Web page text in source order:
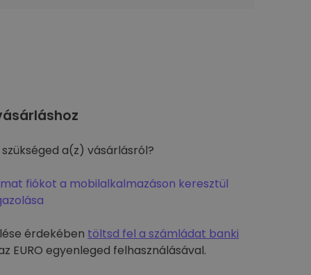
a(z) vásárlásról?
fiókot a mobilalkalmazáson keresztül
érdekében töltsd fel a számládat banki
EURO egyenleged felhasználásával.